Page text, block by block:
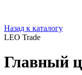
Назад к каталогу
LEO Trade
Главный